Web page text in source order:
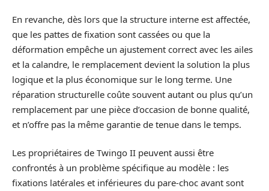
En revanche, dès lors que la structure interne est affectée,
que les pattes de fixation sont cassées ou que la
déformation empêche un ajustement correct avec les ailes
et la calandre, le remplacement devient la solution la plus
logique et la plus économique sur le long terme. Une
réparation structurelle coûte souvent autant ou plus qu’un
remplacement par une pièce d’occasion de bonne qualité,
et n’offre pas la même garantie de tenue dans le temps.
Les propriétaires de Twingo II peuvent aussi être
confrontés à un problème spécifique au modèle : les
fixations latérales et inférieures du pare-choc avant sont